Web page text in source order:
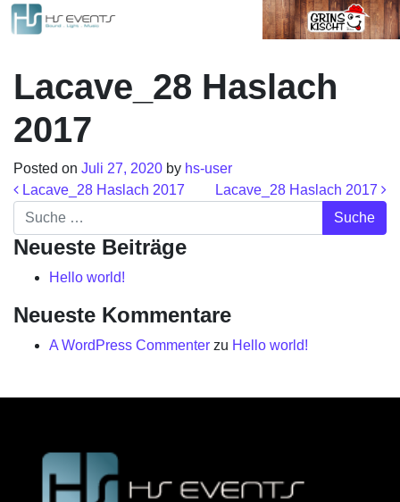
Lacave_28 Haslach
2017
Posted on Juli 27, 2020 by hs-user
Beitrags-Navigation
Lacave_28 Haslach 2017
Lacave_28 Haslach 2017
Suche
Neueste Beiträge
Hello world!
Neueste Kommentare
A WordPress Commenter zu Hello world!